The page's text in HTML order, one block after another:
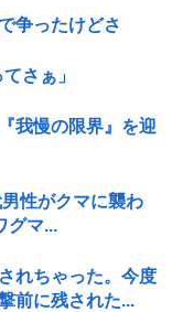
争ったけどさ
さぁ」
我慢の限界』を迎
性がクマに襲わ
グマ...
れちゃった。今度
前に残された...